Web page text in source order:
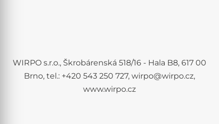
WIRPO s.r.o., Škrobárenská 518/16 - Hala B8, 617 00
Brno, tel.: +420 543 250 727, wirpo@wirpo.cz,
www.wirpo.cz